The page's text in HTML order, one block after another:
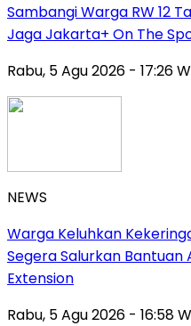
Sambangi Warga RW 12
Jaga Jakarta+ On The
Rabu, 5 Agu 2026 - 17:26
NEWS
Warga Keluhkan
Segera Salurkan Bantuan
Extension
Rabu, 5 Agu 2026 - 16:58